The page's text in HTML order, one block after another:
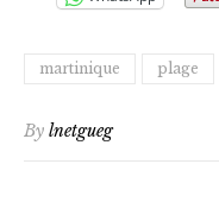
martinique plage
By lnetgueg